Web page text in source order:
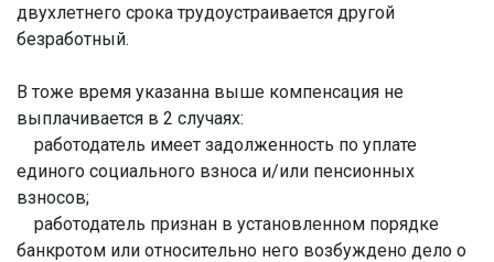
двухлетнего срока трудоустраивается другой
безработный.
В тоже время указанна выше компенсация не
выплачивается в 2 случаях:
работодатель имеет задолженность по уплате
единого социального взноса и/или пенсионных
взносов;
работодатель признан в установленном порядке
банкротом или относительно него возбуждено дело о